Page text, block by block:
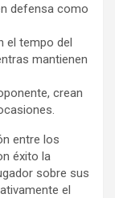
defensa como
el tempo del
mantienen
crean
entre los
éxito la
sobre sus
el